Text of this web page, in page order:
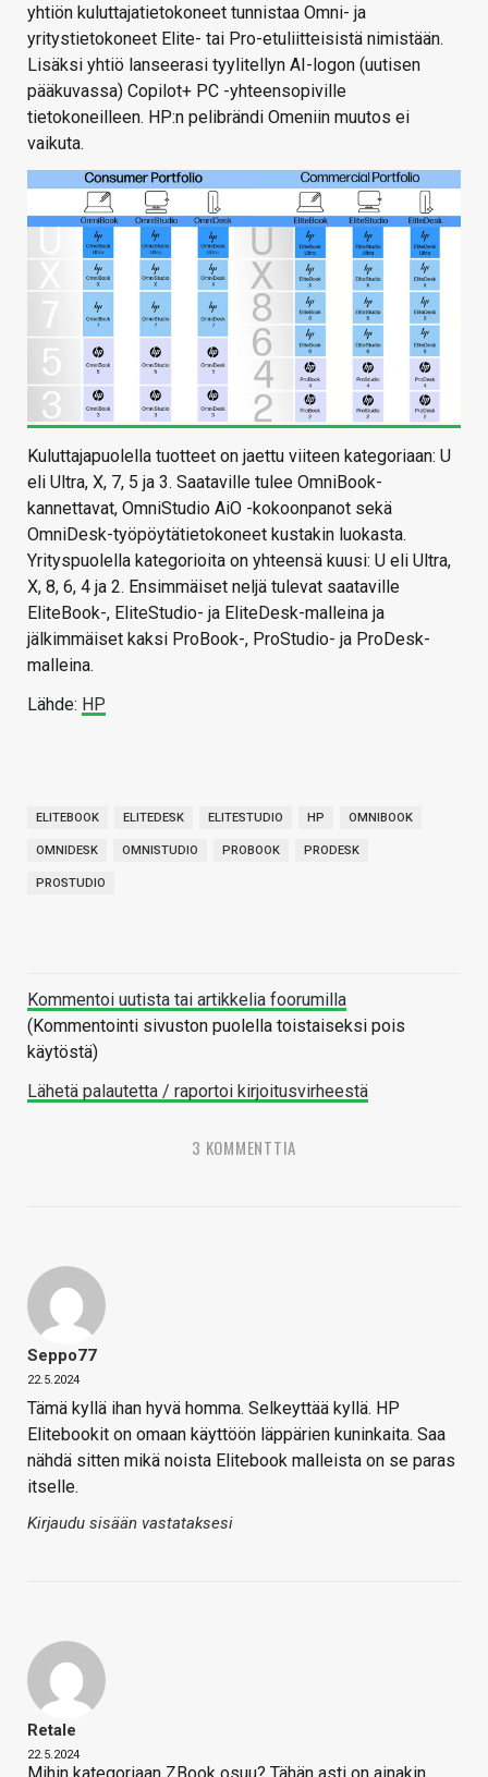
yhtiön kuluttajatietokoneet tunnistaa Omni- ja
yritystietokoneet Elite- tai Pro-etuliitteisistä nimistään.
Lisäksi yhtiö lanseerasi tyylitellyn AI-logon (uutisen
pääkuvassa) Copilot+ PC -yhteensopiville
tietokoneilleen. HP:n pelibrändi Omeniin muutos ei
vaikuta.
Kuluttajapuolella tuotteet on jaettu viiteen kategoriaan: U
eli Ultra, X, 7, 5 ja 3. Saataville tulee OmniBook-
kannettavat, OmniStudio AiO -kokoonpanot sekä
OmniDesk-työpöytätietokoneet kustakin luokasta.
Yrityspuolella kategorioita on yhteensä kuusi: U eli Ultra,
X, 8, 6, 4 ja 2. Ensimmäiset neljä tulevat saataville
EliteBook-, EliteStudio- ja EliteDesk-malleina ja
jälkimmäiset kaksi ProBook-, ProStudio- ja ProDesk-
malleina.
Lähde: HP
ELITEBOOK ELITEDESK ELITESTUDIO HP OMNIBOOK
OMNIDESK OMNISTUDIO PROBOOK PRODESK
PROSTUDIO
Kommentoi uutista tai artikkelia foorumilla
(Kommentointi sivuston puolella toistaiseksi pois
käytöstä)
Lähetä palautetta / raportoi kirjoitusvirheestä
3 KOMMENTTIA
Seppo77
22.5.2024
Tämä kyllä ihan hyvä homma. Selkeyttää kyllä. HP
Elitebookit on omaan käyttöön läppärien kuninkaita. Saa
nähdä sitten mikä noista Elitebook malleista on se paras
itselle.
Kirjaudu sisään vastataksesi
Retale
22.5.2024
Mihin kategoriaan ZBook osuu? Tähän asti on ainakin